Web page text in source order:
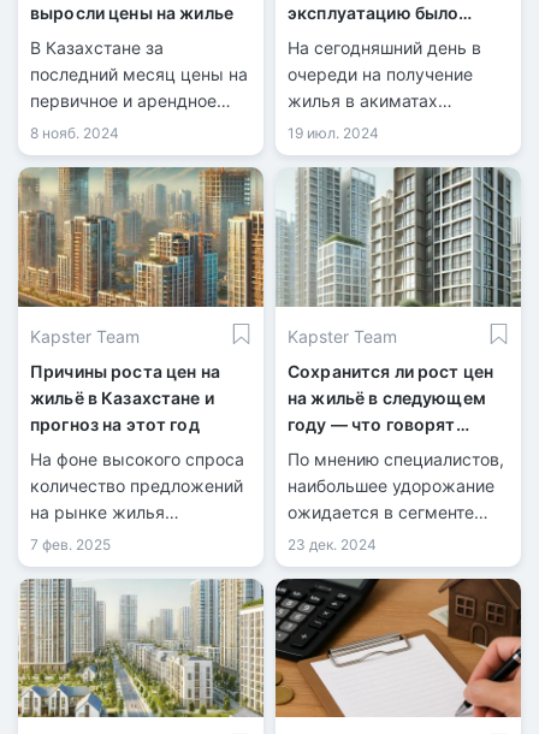
выросли цены на жилье
В Казахстане за
последний месяц цены на
первичное и арендное
жилье выросли на 0,6%,
тогда как стоимость
«вторички» снизилась на
0,4%.
8 нояб. 2024
эксплуатацию было
сдано 7,4 млн
На сегодняшний день в
очереди на получение
жилья в акиматах
зарегистрировано более
650 тысяч человек.
19 июл. 2024
Kapster Team
Причины роста цен на
жильё в Казахстане и
прогноз на этот год
На фоне высокого спроса
количество предложений
на рынке жилья
значительно
уменьшилось.
7 фев. 2025
Kapster Team
Сохранится ли рост цен
на жильё в следующем
году — что говорят
эксперты
По мнению специалистов,
наибольшее удорожание
ожидается в сегменте
элитной недвижимости.
23 дек. 2024